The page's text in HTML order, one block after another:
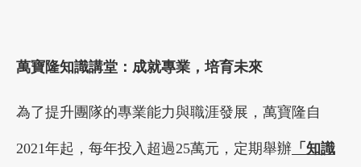
萬寶隆知識講堂：成就專業，培育未來
為了提升團隊的專業能力與職涯發展，萬寶隆自
2021年起，每年投入超過25萬元，定期舉辦 「知識